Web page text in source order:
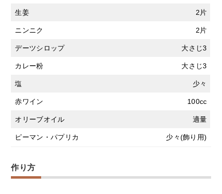
生姜 2片
ニンニク 2片
デーツシロップ 大さじ3
カレー粉 大さじ3
塩 少々
赤ワイン 100cc
オリーブオイル 適量
ピーマン・パプリカ 少々(飾り用)
作り方